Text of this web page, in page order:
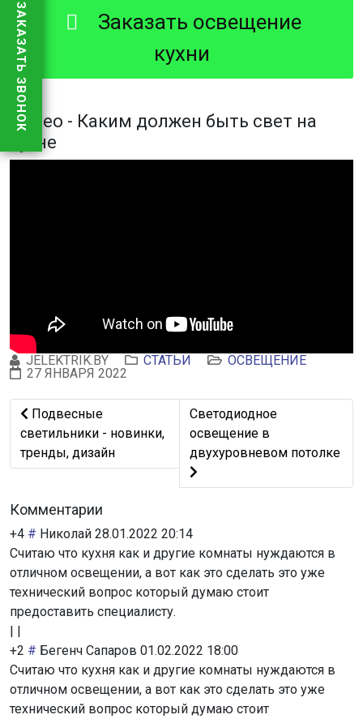
Заказать освещение
кухни
Видео - Каким должен быть свет на
кухне
JELEKTRIK.BY СТАТЬИ
ОСВЕЩЕНИЕ
27 ЯНВАРЯ 2022
Предыдущий: Подвесные светильники - новинки,
Подвесные
светильники - новинки,
тренды, дизайн
Следующий: Светодиодное
Светодиодное
освещение в
двухуровневом потолке
Комментарии
+4 # Николай 28.01.2022 20:14
Считаю что кухня как и другие комнаты нуждаются в
отличном освещении, а вот как это сделать это уже
технический вопрос который думаю стоит
предоставить специалисту.
| |
+2 # Бегенч Сапаров 01.02.2022 18:00
Считаю что кухня как и другие комнаты нуждаются в
отличном освещении, а вот как это сделать это уже
технический вопрос который думаю стоит
ЗАКАЗАТЬ ЗВОНОК